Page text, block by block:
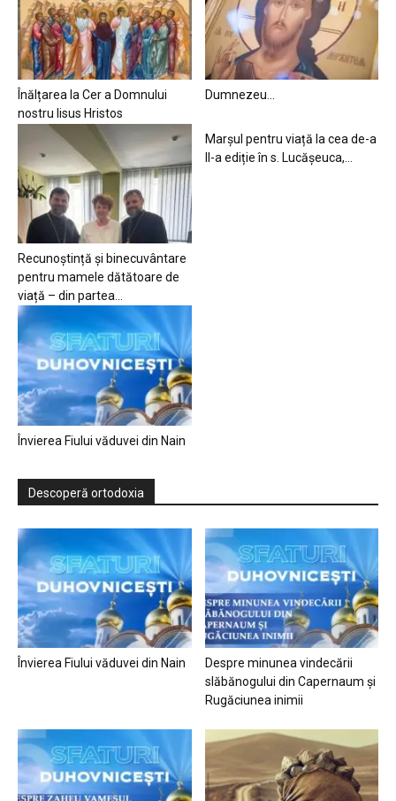
Înălțarea la Cer a Domnului
nostru Iisus Hristos
Dumnezeu…
Recunoștință și binecuvântare
pentru mamele dătătoare de
viață – din partea...
Marșul pentru viață la cea de-a
II-a ediție în s. Lucășeuca,...
Învierea Fiului văduvei din Nain
Descoperă ortodoxia
Învierea Fiului văduvei din Nain
Despre minunea vindecării
slăbănogului din Capernaum și
Rugăciunea inimii